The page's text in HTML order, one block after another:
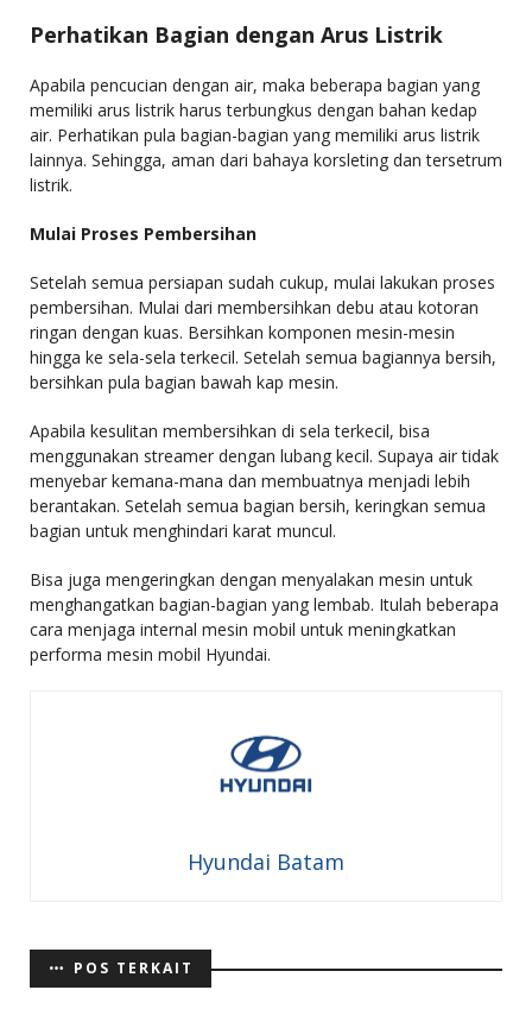
Perhatikan Bagian dengan Arus Listrik
Apabila pencucian dengan air, maka beberapa bagian yang
memiliki arus listrik harus terbungkus dengan bahan kedap
air. Perhatikan pula bagian-bagian yang memiliki arus listrik
lainnya. Sehingga, aman dari bahaya korsleting dan tersetrum
listrik.
Mulai Proses Pembersihan
Setelah semua persiapan sudah cukup, mulai lakukan proses
pembersihan. Mulai dari membersihkan debu atau kotoran
ringan dengan kuas. Bersihkan komponen mesin-mesin
hingga ke sela-sela terkecil. Setelah semua bagiannya bersih,
bersihkan pula bagian bawah kap mesin.
Apabila kesulitan membersihkan di sela terkecil, bisa
menggunakan streamer dengan lubang kecil. Supaya air tidak
menyebar kemana-mana dan membuatnya menjadi lebih
berantakan. Setelah semua bagian bersih, keringkan semua
bagian untuk menghindari karat muncul.
Bisa juga mengeringkan dengan menyalakan mesin untuk
menghangatkan bagian-bagian yang lembab. Itulah beberapa
cara menjaga internal mesin mobil untuk meningkatkan
performa mesin mobil Hyundai.
Hyundai Batam
POS TERKAIT